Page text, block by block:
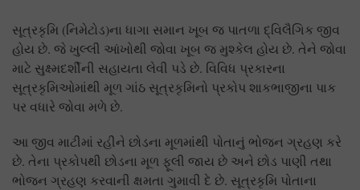
સૂત્રકૃમિ (નિમેટોડ)ના ધાગા સમાન ખૂબ જ પાતળા દ્વિલૈગિક જીવ
હોય છે. જે ખુલ્લી આંખોથી જોવા ખૂબ જ મુશ્કેલ હોય છે. તેને જોવા
માટે સુક્ષ્મદર્શીની સહાયતા લેવી પડે છે. વિવિધ પ્રકારના
સૂત્રકૃમિઓમાંથી મૂળ ગાંઠ સૂત્રકૃમિનો પ્રકોપ શાકભાજીના પાક
પર વધારે જોવા મળે છે.
આ જીવ માટીમાં રહીને છોડના મૂળમાંથી પોતાનું ભોજન ગ્રહણ કરે
છે. તેના પ્રકોપથી છોડના મૂળ ફૂલી જાય છે અને છોડ પાણી તથા
ભોજન ગ્રહણ કરવાની ક્ષમતા ગુમાવી દે છે. સૂત્રકૃમિ પોતાના